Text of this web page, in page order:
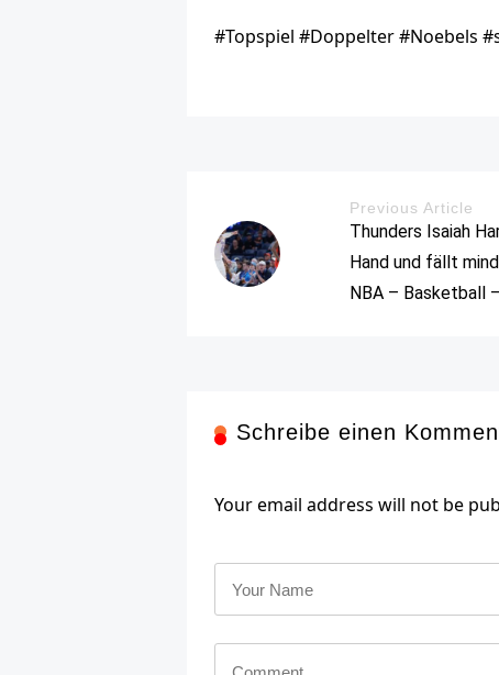
#Topspiel #Doppelter #Noebels
Previous Article
Thunders Isaiah
Hand und fällt
NBA – Basketball
Schreibe einen
Your email address will not be